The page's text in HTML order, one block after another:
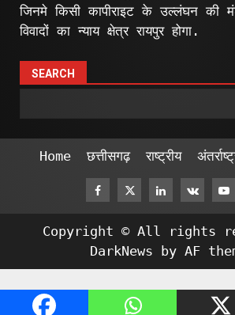
जिनमे किसी कापीराइट के उल्लंघन की
विवादों का न्याय क्षेत्र रायपुर होगा.
SEARCH
Home छत्तीसगढ़ राष्ट्रीय
FacebookTwitterLinkedin
VK
Copyright © All rights
DarkNews by AF